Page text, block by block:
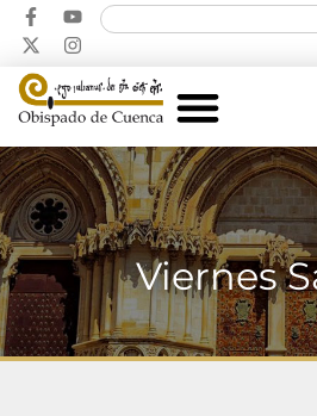
Viernes